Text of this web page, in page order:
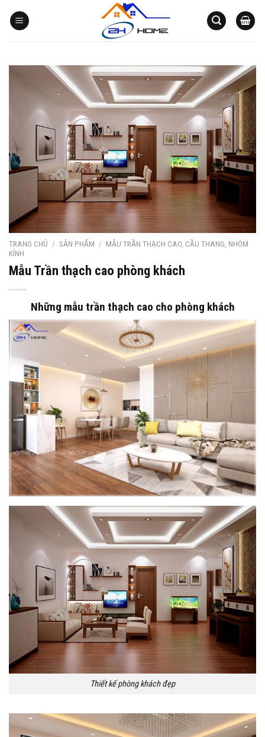
qua
TRANG CHỦ / SẢN PHẨM / MẪU TRẦN THẠCH CAO, CẦU THANG, NHÔM
KÍNH
Mẫu Trần thạch cao phòng khách
Những mẫu trần thạch cao cho phòng khách
Thiết kế phòng khách đẹp